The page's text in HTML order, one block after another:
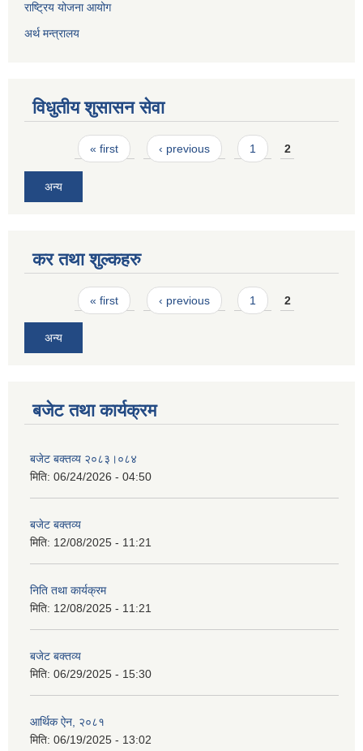
राष्ट्रिय योजना आयोग
अर्थ मन्त्रालय
विधुतीय शुसासन सेवा
Pages« first ‹ previous 1 2
अन्य
कर तथा शुल्कहरु
Pages« first ‹ previous 1 2
अन्य
बजेट तथा कार्यक्रम
बजेट बक्तव्य २०८३।०८४
मिति: 06/24/2026 - 04:50
बजेट बक्तव्य
मिति: 12/08/2025 - 11:21
निति तथा कार्यक्रम
मिति: 12/08/2025 - 11:21
बजेट बक्तव्य
मिति: 06/29/2025 - 15:30
आर्थिक ऐन, २०८१
मिति: 06/19/2025 - 13:02